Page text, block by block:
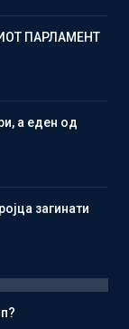
ПАРЛАМЕНТ
а еден од
загинати